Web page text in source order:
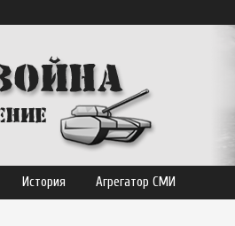
История Агрегатор СМИ